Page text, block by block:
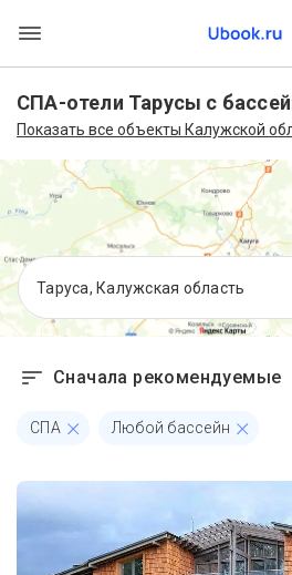
СПА-отели Тарусы с
Показать все объекты Калужской
Таруса, Калужская область
Сначала рекомендуемые
СПА Любой бассейн